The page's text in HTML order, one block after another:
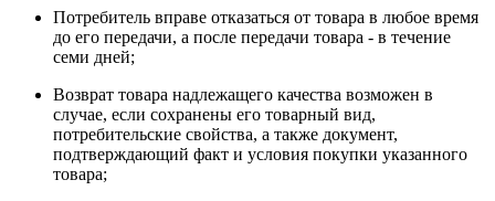
Потребитель вправе отказаться от товара в любое время
до его передачи, а после передачи товара - в течение
семи дней;
Возврат товара надлежащего качества возможен в
случае, если сохранены его товарный вид,
потребительские свойства, а также документ,
подтверждающий факт и условия покупки указанного
товара;